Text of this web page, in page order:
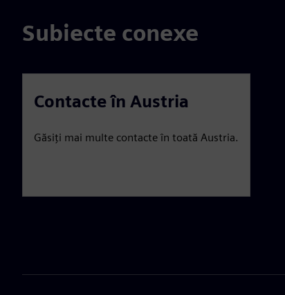
Subiecte conexe
Contacte în Austria
Găsiți mai multe contacte în toată Austria.